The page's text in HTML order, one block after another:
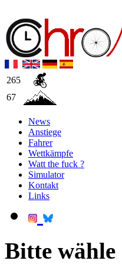
265
67
News
Anstiege
Fahrer
Wettkämpfe
Watt the fuck ?
Simulator
Kontakt
Links
Bitte wähle